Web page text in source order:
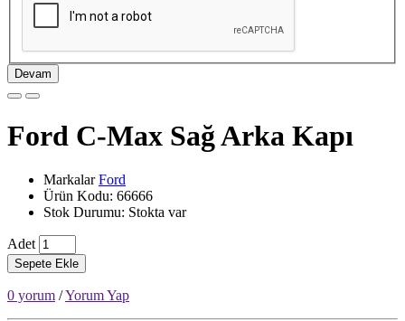
Devam
Ford C-Max Sağ Arka Kapı
MarkalarFord
Ürün Kodu: 66666
Stok Durumu: Stokta var
Adet
Sepete Ekle
0 yorum /Yorum Yap